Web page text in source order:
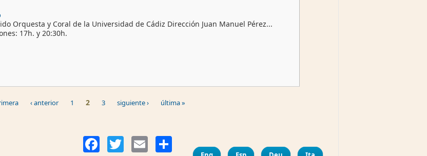
Orquesta y Coral de la Universidad de Cádiz Dirección Juan Manuel Pérez...
17h. y 20:30h.
‹ anterior 1 2 3 siguiente › última »
FacebookTwitter Email Compartir